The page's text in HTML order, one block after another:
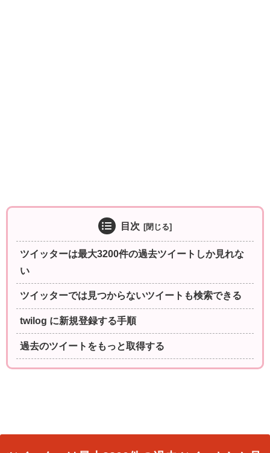
目次
ツイッターは最大3200件の過去ツイートしか見れな
い
ツイッターでは見つからないツイートも検索できる
twilog に新規登録する手順
過去のツイートをもっと取得する